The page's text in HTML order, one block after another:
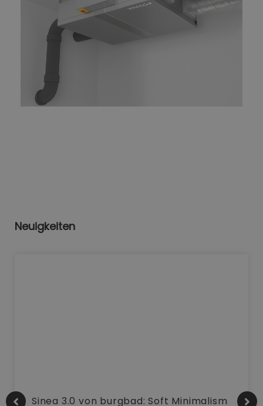
Neuigkeiten
Sinea 3.0 von burgbad: Soft Minimalism